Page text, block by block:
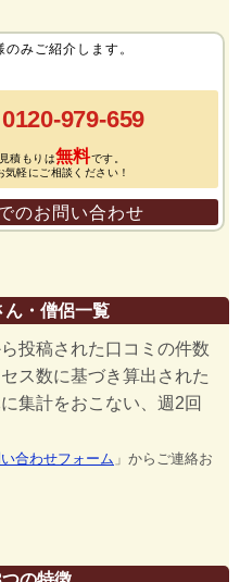
みご紹介します。
0120-979-659
見積もりは無料です。
気軽にご相談ください！
のお問い合わせ
ん・僧侶一覧
投稿された口コミの件数
ス数に基づき算出された
集計をおこない、週2回
合わせフォーム 」からご連絡お